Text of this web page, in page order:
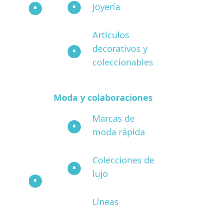
Joyería
Artículos
decorativos y
coleccionables
Moda y colaboraciones
Marcas de
moda rápida
Colecciones de
lujo
Líneas